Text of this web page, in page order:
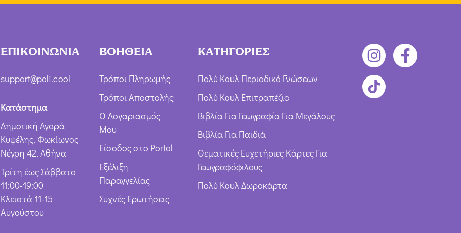
ΕΠΙΚΟΙΝΩΝΙΑ
support@poli.cool
Κατάστημα
Δημοτική Αγορά
Κυψέλης, Φωκίωνος
Νέγρη 42, Αθήνα
Τρίτη έως Σάββατο
11:00-19:00
Κλειστά 11-15
Αυγούστου
ΒΟΗΘΕΙΑ
Τρόποι Πληρωμής
Τρόποι Αποστολής
Ο Λογαριασμός
Μου
Είσοδος στο Portal
Εξέλιξη
Παραγγελίας
Συχνές Ερωτήσεις
ΚΑΤΗΓΟΡΙΕΣ
Πολύ Κουλ Περιοδικό Γνώσεων
Πολύ Κουλ Επιτραπέζιο
Βιβλία Για Γεωγραφία Για Μεγάλους
Βιβλία Για Παιδιά
Θεματικές Ευχετήριες Κάρτες Για
Γεωγραφόφιλους
Πολύ Κουλ Δωροκάρτα